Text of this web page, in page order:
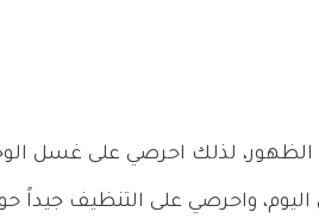
لذلك احرصي على غسل
واحرصي على التنظيف جيداً